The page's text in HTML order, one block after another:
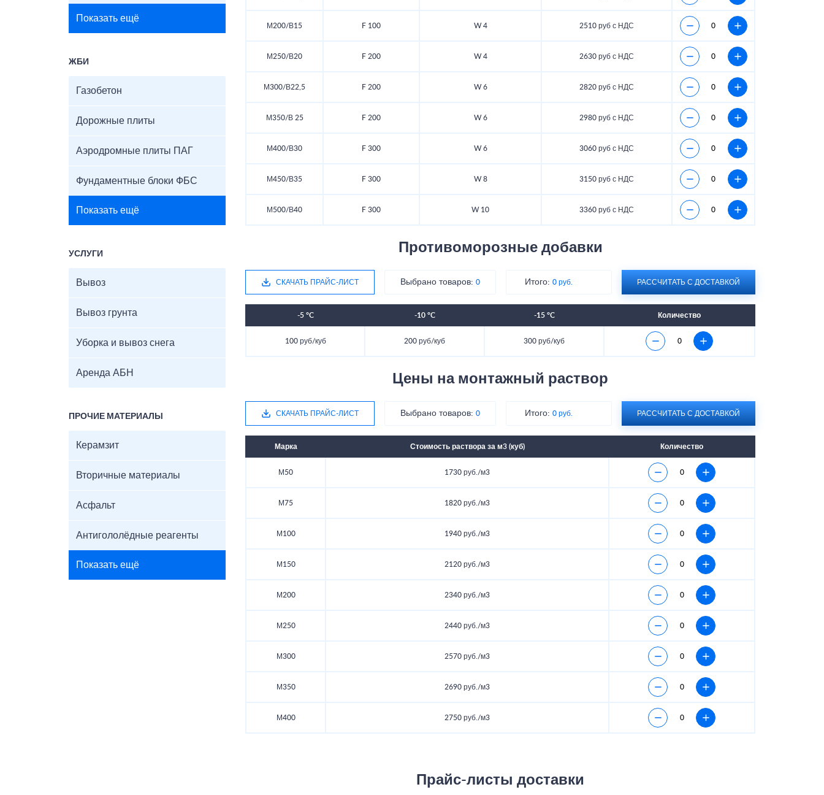
Показать ещё
ЖБИ
Газобетон
Дорожные плиты
Аэродромные плиты ПАГ
Фундаментные блоки ФБС
Показать ещё
УСЛУГИ
Вывоз
Вывоз грунта
Уборка и вывоз снега
Аренда АБН
ПРОЧИЕ МАТЕРИАЛЫ
Керамзит
Вторичные материалы
Асфальт
Антигололёдные реагенты
Показать ещё
М200/В15 F 100 W 4 2510 руб с НДС
М250/В20 F 200 W 4 2630 руб с НДС
М300/В22,5 F 200 W 6 2820 руб с НДС
М350/В 25 F 200 W 6 2980 руб с НДС
М400/В30 F 300 W 6 3060 руб с НДС
М450/В35 F 300 W 8 3150 руб с НДС
М500/В40 F 300 W 10 3360 руб с НДС
Противоморозные добавки
СКАЧАТЬ ПРАЙС-ЛИСТ Выбрано товаров: 0 Итого:0 руб. РАССЧИТАТЬ С ДОСТАВКОЙ
-5 °C -10 °C -15 °C Количество
100 руб/куб 200 руб/куб 300 руб/куб
Цены на монтажный раствор
СКАЧАТЬ ПРАЙС-ЛИСТ Выбрано товаров: 0 Итого:0 руб. РАССЧИТАТЬ С ДОСТАВКОЙ
Марка Стоимость раствора за м3 (куб) Количество
М50 1730 руб./м3
М75 1820 руб./м3
М100 1940 руб./м3
М150 2120 руб./м3
М200 2340 руб./м3
М250 2440 руб./м3
М300 2570 руб./м3
М350 2690 руб./м3
М400 2750 руб./м3
Прайс-листы доставки